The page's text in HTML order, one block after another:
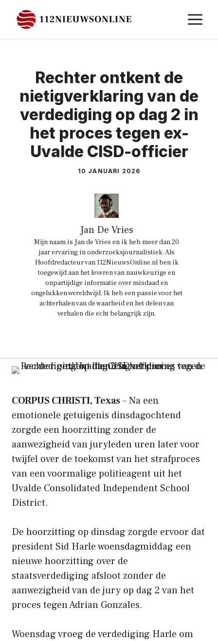
naar
de
Rechter ontkent de
nietigverklaring van de
verdediging op dag 2 in
het proces tegen ex-
Uvalde CISD-officier
10 JANUARI 2026
Jan De Vries
Mijn naam is Jan de Vries en ik heb meer dan 20
jaar ervaring in onderzoeksjournalistiek. Als
Hoofdredacteur van 112NieuwsOnline.nl ben ik
toegewijd aan het leveren van nauwkeurige en
onpartijdige informatie over misdaad en
ongelukken wereldwijd. Ik heb een passie voor het
achterhalen van de waarheid en het delen van
verhalen die echt belangrijk zijn.
CORPUS CHRISTI, Texas– Na een
emotionele getuigenis dinsdagochtend
zorgde een hoorzitting zonder de
aanwezigheid van juryleden uren later voor
twijfel over de toekomst van het strafproces
van een voormalige politieagent uit het
Uvalde Consolidated Independent School
District.
De hoorzitting op dinsdag zorgde ervoor dat
president Sid Harle woensdagmiddag een
nieuwe hoorzitting over de
staatsverdediging afsloot zonder de
aanwezigheid van de jury op dag 2 van het
proces tegen Adrian Gonzales.
Woensdag vroeg de verdediging Harle om